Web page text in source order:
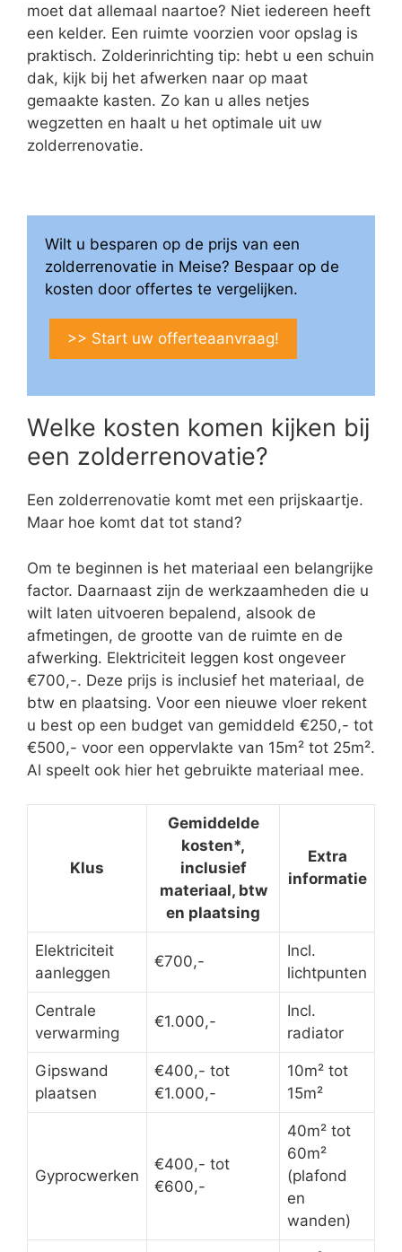
moet dat allemaal naartoe? Niet iedereen heeft
een kelder. Een ruimte voorzien voor opslag is
praktisch. Zolderinrichting tip: hebt u een schuin
dak, kijk bij het afwerken naar op maat
gemaakte kasten. Zo kan u alles netjes
wegzetten en haalt u het optimale uit uw
zolderrenovatie.
Wilt u besparen op de prijs van een
zolderrenovatie in Meise? Bespaar op de
kosten door offertes te vergelijken.
>> Start uw offerteaanvraag!
Welke kosten komen kijken bij
een zolderrenovatie?
Een zolderrenovatie komt met een prijskaartje.
Maar hoe komt dat tot stand?
Om te beginnen is het materiaal een belangrijke
factor. Daarnaast zijn de werkzaamheden die u
wilt laten uitvoeren bepalend, alsook de
afmetingen, de grootte van de ruimte en de
afwerking. Elektriciteit leggen kost ongeveer
€700,-. Deze prijs is inclusief het materiaal, de
btw en plaatsing. Voor een nieuwe vloer rekent
u best op een budget van gemiddeld €250,- tot
€500,- voor een oppervlakte van 15m² tot 25m².
Al speelt ook hier het gebruikte materiaal mee.
Klus
Gemiddelde
kosten*,
inclusief
materiaal, btw
en plaatsing
Extra
informatie
Elektriciteit
aanleggen
€700,-
Incl.
lichtpunten
Centrale
verwarming
€1.000,-
Incl.
radiator
Gipswand
plaatsen
€400,- tot
€1.000,-
10m² tot
15m²
Gyprocwerken
€400,- tot
€600,-
40m² tot
60m²
(plafond
en
wanden)